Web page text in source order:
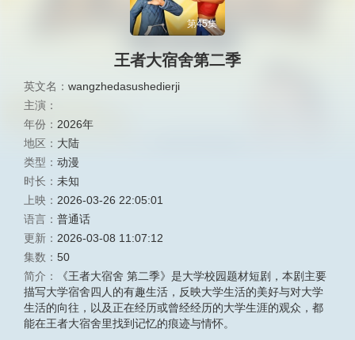
第45集
王者大宿舍第二季
英文名： wangzhedasushedierji
主演：
年份： 2026年
地区： 大陆
类型： 动漫
时长： 未知
上映： 2026-03-26 22:05:01
语言： 普通话
更新： 2026-03-08 11:07:12
集数： 50
简介：
《王者大宿舍 第二季》是大学校园题材短剧，本剧主要
描写大学宿舍四人的有趣生活，反映大学生活的美好与对大学
生活的向往，以及正在经历或曾经经历的大学生涯的观众，都
能在王者大宿舍里找到记忆的痕迹与情怀。